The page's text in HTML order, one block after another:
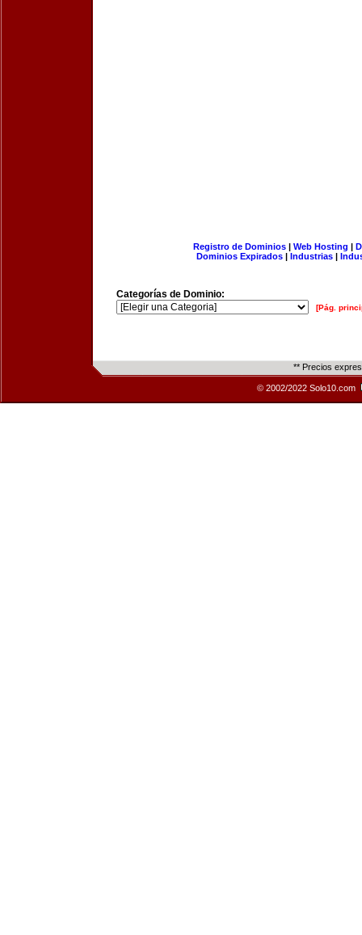
Registro de Dominios| Web Hosting |
Dominios Expirados | Industrias |
Categorías de Dominio:
[Pág.
** Precios
© 2002/2022 Solo10.com